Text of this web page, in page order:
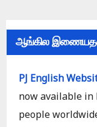
ஆங்கில
PJ English
now available in
people